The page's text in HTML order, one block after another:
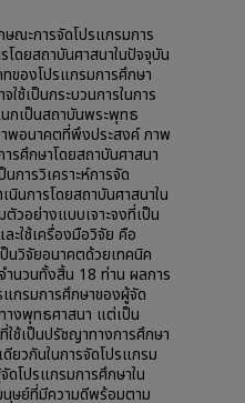
ณะการจัดโปรแกรมการ
ดยสถาบันศาสนาในปัจจุบัน
ของโปรแกรมการศึกษา
ช้เป็นกระบวนการในการ
กเป็นสถาบันพระพุทธ
พอนาคตที่พึงประสงค์ ภาพ
รศึกษาโดยสถาบันศาสนา
การวิเคราะห์การจัด
นการโดยสถาบันศาสนาใน
วอย่างแบบเจาะจงที่เป็น
ใช้เครื่องมือวิจัย คือ
นวิจัยอนาคตด้วยเทคนิค
นวนทั้งสิ้น 18 ท่าน ผลการ
กรมการศึกษาของผู้จัด
างพุทธศาสนา แต่เป็น
ช้เป็นปรัชญาทางการศึกษา
ยวกันในการจัดโปรแกรม
โปรแกรมการศึกษาใน
ษย์ที่มีความดีพร้อมตาม